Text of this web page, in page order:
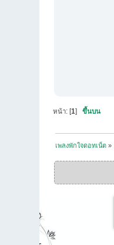
หน้า: [1] ขึ้นบน
เพลงพักใจดอทเน็ต»